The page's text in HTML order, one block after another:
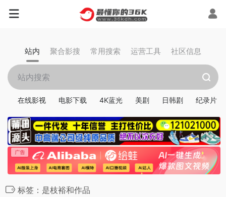
站内 聚合影搜 常用搜索 运营工具 社区信息
在线影视 电影下载 4K蓝光 美剧 日韩剧 纪录片
标签：是枝裕和作品